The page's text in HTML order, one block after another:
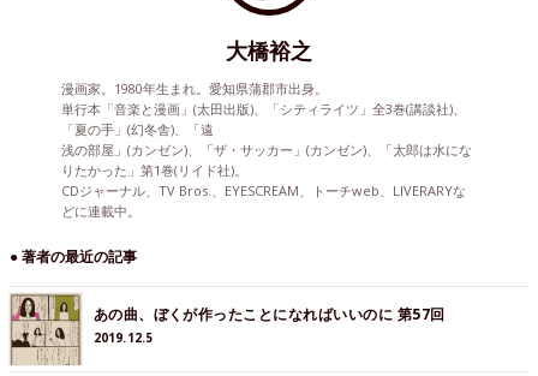
大橋裕之
漫画家。1980年生まれ。愛知県蒲郡市出身。
単行本「音楽と漫画」(太田出版)、「シティライツ」全3巻(講談社)、
「夏の手」(幻冬舎)、「遠
浅の部屋」(カンゼン)、「ザ・サッカー」(カンゼン)、「太郎は水にな
りたかった」第1巻(リイド社)。
CDジャーナル、TV Bros.、EYESCREAM、トーチweb、LIVERARYな
どに連載中。
● 著者の最近の記事
あの曲、ぼくが作ったことになればいいのに 第57回
2019.12.5